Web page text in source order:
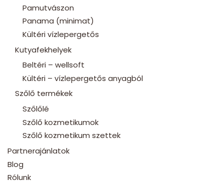
Pamutvászon
Panama (minimat)
Kültéri vízlepergetős
Kutyafekhelyek
Beltéri – wellsoft
Kültéri – vízlepergetős anyagból
Szőlő termékek
Szőlőlé
Szőlő kozmetikumok
Szőlő kozmetikum szettek
Partnerajánlatok
Blog
Rólunk